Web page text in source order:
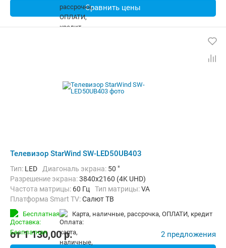
Сравнить цены
Телевизор StarWind SW-LED50UB403
Тип: LED Диагональ экрана: 50 "
Разрешение экрана:3840x2160 (4K UHD)
Частота матрицы: 60 Гц Тип матрицы:VA
Платформа Smart TV:Салют ТВ
Беспроводные интерфейсы:
Бесплатная карта, наличные, рассрочка, ОПЛАТИ, кредит
от1 130,00p. 2 предложения